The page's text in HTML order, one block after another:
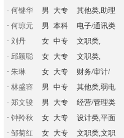
· 何键华 男 大专
其他类,助理
· 何琼元 男 本科
电子/通讯类
· 刘丹 女 中专
文职类,
· 邱颖聪 女 大专
文职类,
· 朱琳 女 大专
财务/审计/
· 林盛容 男 中专
其他类,弱电
· 郑文骏 男 大专
经营/管理类
· 钟羚秋 女 大专
设计类,平面
· 邹菊红 女 大专
文职类,文职